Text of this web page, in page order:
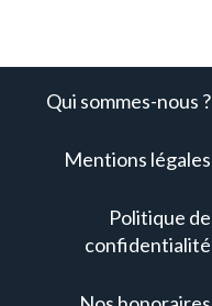
Qui sommes-nous ?
Mentions légales
Politique de
confidentialité